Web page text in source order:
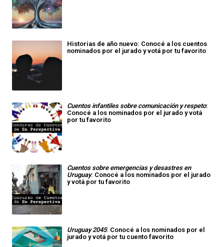
Historias de año nuevo: Conocé a los cuentos
nominados por el jurado y votá por tu favorito
Cuentos infantiles sobre comunicación y respeto:
Conocé a los nominados por el jurado y votá
por tu favorito
Cuentos sobre emergencias y desastres en
Uruguay: Conocé a los nominados por el jurado
y votá por tu favorito
Uruguay 2045: Conocé a los nominados por el
jurado y votá por tu cuento favorito